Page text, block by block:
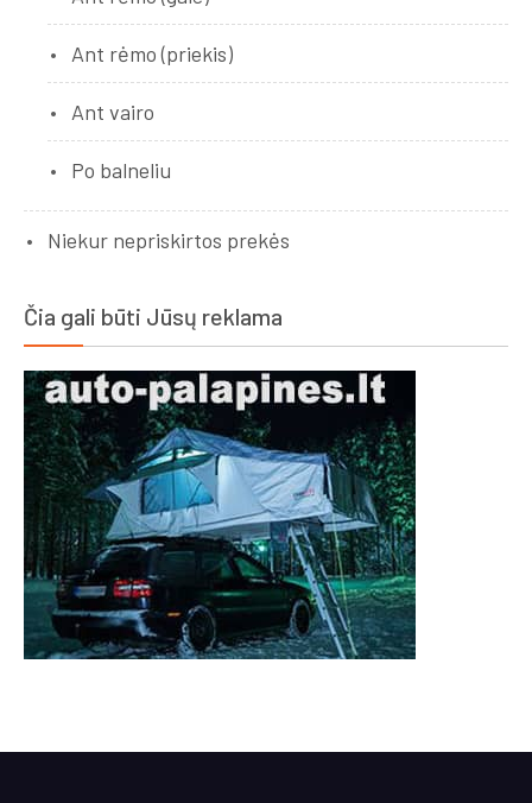
Ant rėmo (priekis)
Ant vairo
Po balneliu
Niekur nepriskirtos prekės
Čia gali būti Jūsų reklama